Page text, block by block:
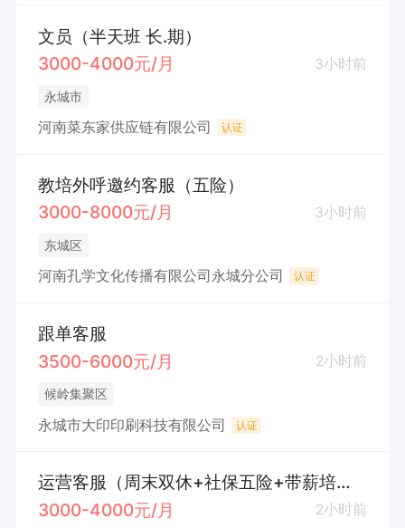
文员（半天班 长.期）
3000-4000元/月
3小时前
永城市
河南菜东家供应链有限公司 认证
教培外呼邀约客服（五险）
3000-8000元/月
3小时前
东城区
河南孔学文化传播有限公司永城分公司 认证
跟单客服
3500-6000元/月
2小时前
候岭集聚区
永城市大印印刷科技有限公司 认证
运营客服（周末双休+社保五险+带薪培训）
3000-4000元/月
2小时前